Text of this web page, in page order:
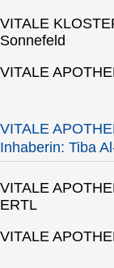
VITALE
Sonnefeld
VITALE
VITALE
Inhaberin: Tiba
VITALE
ERTL
VITALE